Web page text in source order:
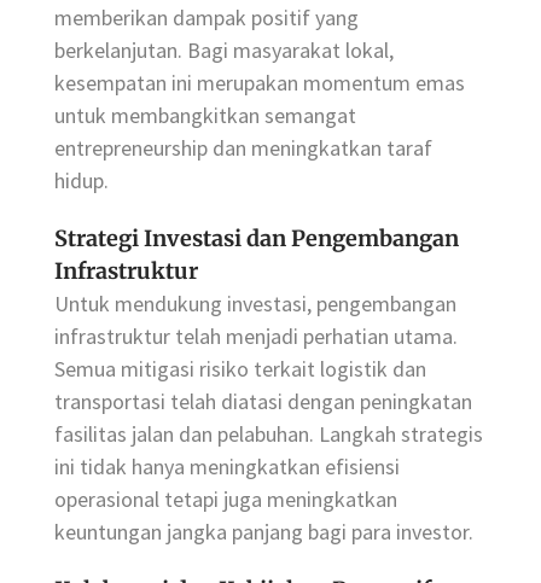
memberikan dampak positif yang
berkelanjutan. Bagi masyarakat lokal,
kesempatan ini merupakan momentum emas
untuk membangkitkan semangat
entrepreneurship dan meningkatkan taraf
hidup.
Strategi Investasi dan Pengembangan
Infrastruktur
Untuk mendukung investasi, pengembangan
infrastruktur telah menjadi perhatian utama.
Semua mitigasi risiko terkait logistik dan
transportasi telah diatasi dengan peningkatan
fasilitas jalan dan pelabuhan. Langkah strategis
ini tidak hanya meningkatkan efisiensi
operasional tetapi juga meningkatkan
keuntungan jangka panjang bagi para investor.